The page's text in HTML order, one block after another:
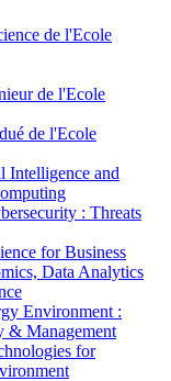
de l'Ecole
de l'Ecole
de l'Ecole
and
: Threats
for Business
Data Analytics
Environment :
& Management
for